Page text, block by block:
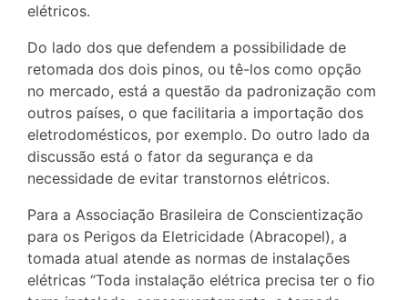
elétricos.
Do lado dos que defendem a possibilidade de
retomada dos dois pinos, ou tê-los como opção
no mercado, está a questão da padronização com
outros países, o que facilitaria a importação dos
eletrodomésticos, por exemplo. Do outro lado da
discussão está o fator da segurança e da
necessidade de evitar transtornos elétricos.
Para a Associação Brasileira de Conscientização
para os Perigos da Eletricidade (Abracopel), a
tomada atual atende as normas de instalações
elétricas “Toda instalação elétrica precisa ter o fio